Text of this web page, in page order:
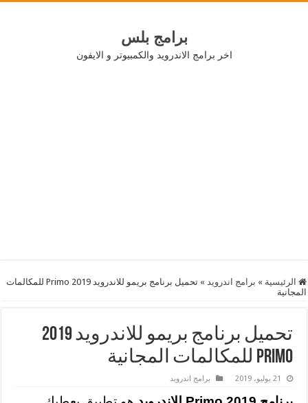
برامج بلس
اخر برامج الاندرويد والكمبيوتر و الايفون
الرئيسية » برامج اندرويد »
تحميل برنامج بريمو للاندرويد 2019 Primo للمكالمات
المجانية
تحميل برنامج بريمو للاندرويد 2019
Primo للمكالمات المجانية
21 يوليو، 2019 برامج اندرويد